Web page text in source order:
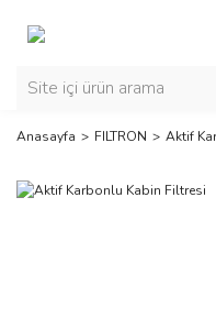
Anasayfa FILTRON Aktif